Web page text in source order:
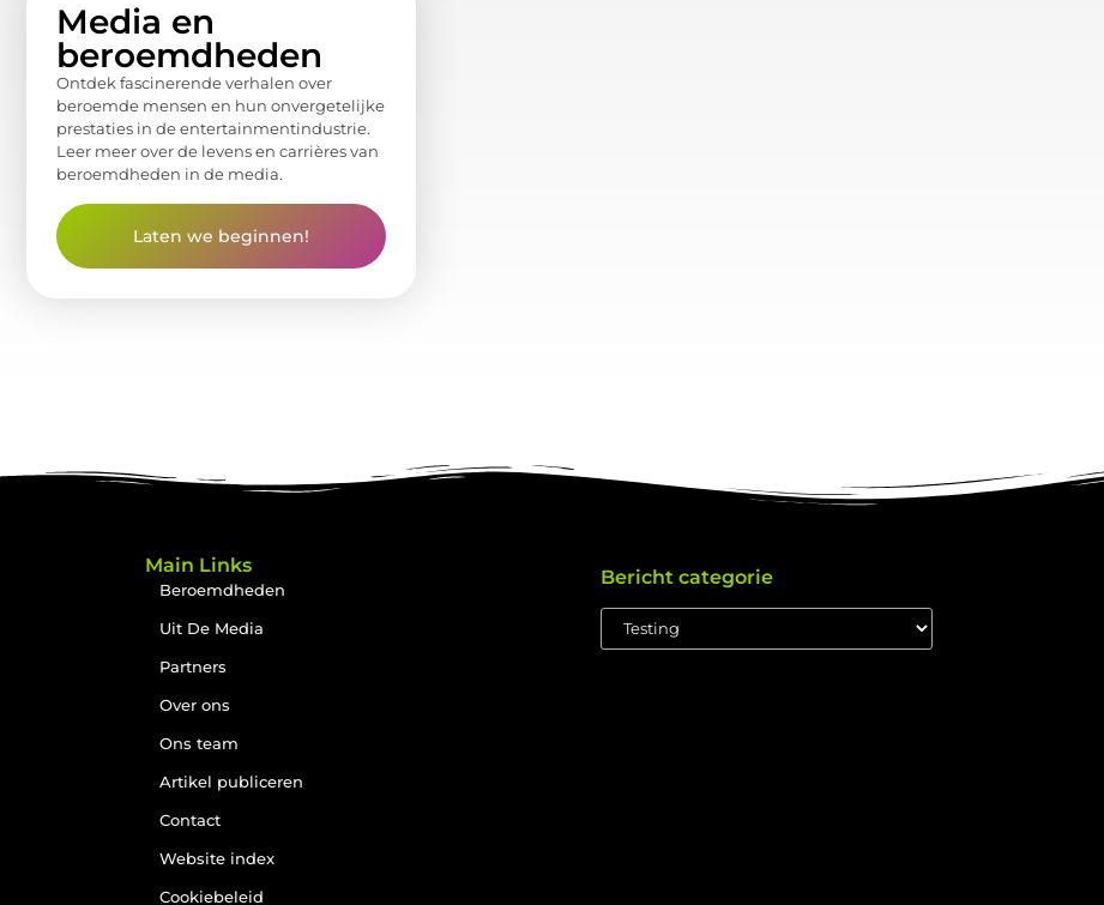
Media en
beroemdheden
Ontdek fascinerende verhalen over
beroemde mensen en hun onvergetelijke
prestaties in de entertainmentindustrie.
Leer meer over de levens en carrières van
beroemdheden in de media.
Laten we beginnen!
Main Links
Beroemdheden
Uit De Media
Partners
Over ons
Ons team
Artikel publiceren
Contact
Website index
Cookiebeleid
Bericht categorie